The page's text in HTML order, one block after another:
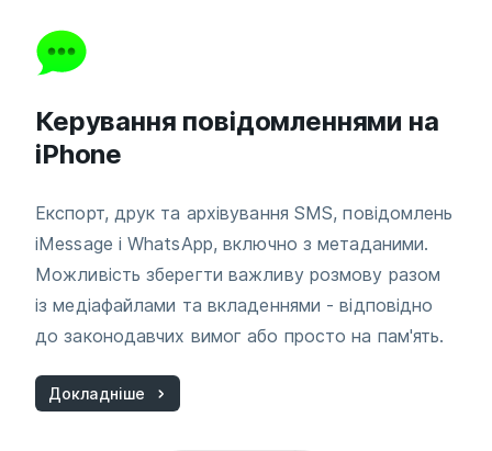
Керування повідомленнями на
iPhone
Експорт, друк та архівування SMS, повідомлень
iMessage і WhatsApp, включно з метаданими.
Можливість зберегти важливу розмову разом
із медіафайлами та вкладеннями - відповідно
до законодавчих вимог або просто на пам'ять.
Докладніше